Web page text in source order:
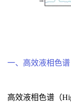
一、高效液相色谱
高效液相色谱（